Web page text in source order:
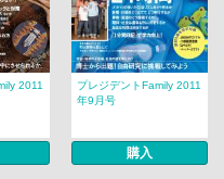
2011
プレジデントFamily 2011
年9月号
購入